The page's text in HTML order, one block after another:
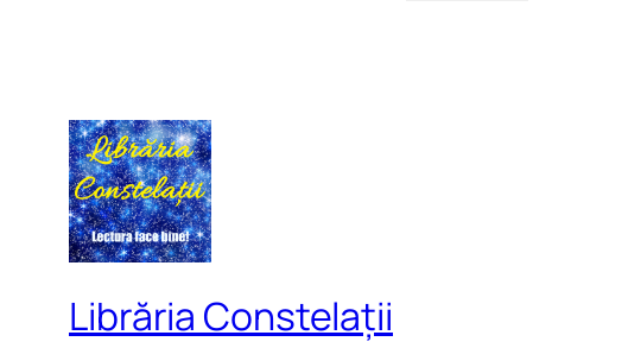
Librăria Constelații